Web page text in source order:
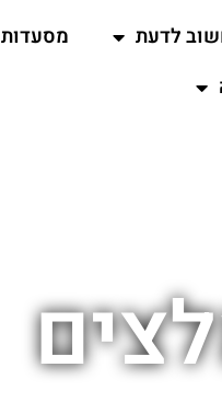
לדעת מסעדות